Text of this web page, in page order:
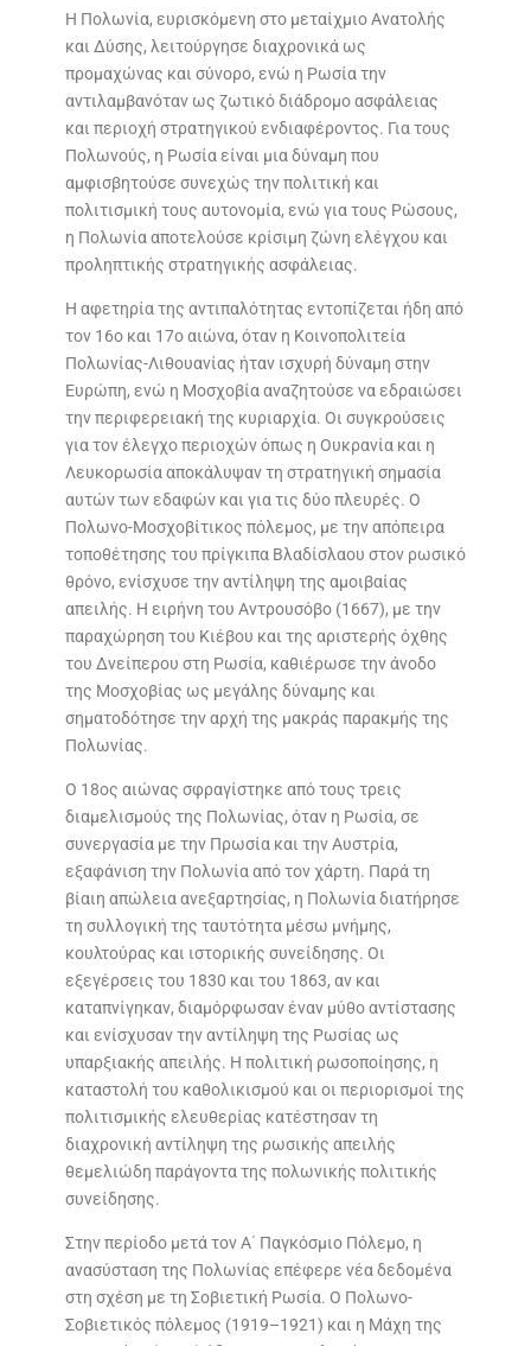
e
b
o
o
k
itt
er
ar
e
Η Πολωνία, ευρισκόμενη στο μεταίχμιο Ανατολής
και Δύσης, λειτούργησε διαχρονικά ως
προμαχώνας και σύνορο, ενώ η Ρωσία την
αντιλαμβανόταν ως ζωτικό διάδρομο ασφάλειας
και περιοχή στρατηγικού ενδιαφέροντος. Για τους
Πολωνούς, η Ρωσία είναι μια δύναμη που
αμφισβητούσε συνεχώς την πολιτική και
πολιτισμική τους αυτονομία, ενώ για τους Ρώσους,
η Πολωνία αποτελούσε κρίσιμη ζώνη ελέγχου και
προληπτικής στρατηγικής ασφάλειας.
Η αφετηρία της αντιπαλότητας εντοπίζεται ήδη από
τον 16ο και 17ο αιώνα, όταν η Κοινοπολιτεία
Πολωνίας-Λιθουανίας ήταν ισχυρή δύναμη στην
Ευρώπη, ενώ η Μοσχοβία αναζητούσε να εδραιώσει
την περιφερειακή της κυριαρχία. Οι συγκρούσεις
για τον έλεγχο περιοχών όπως η Ουκρανία και η
Λευκορωσία αποκάλυψαν τη στρατηγική σημασία
αυτών των εδαφών και για τις δύο πλευρές. Ο
Πολωνο-Μοσχοβίτικος πόλεμος, με την απόπειρα
τοποθέτησης του πρίγκιπα Βλαδίσλαου στον ρωσικό
θρόνο, ενίσχυσε την αντίληψη της αμοιβαίας
απειλής. Η ειρήνη του Αντρουσόβο (1667), με την
παραχώρηση του Κιέβου και της αριστερής όχθης
του Δνείπερου στη Ρωσία, καθιέρωσε την άνοδο
της Μοσχοβίας ως μεγάλης δύναμης και
σηματοδότησε την αρχή της μακράς παρακμής της
Πολωνίας.
Ο 18ος αιώνας σφραγίστηκε από τους τρεις
διαμελισμούς της Πολωνίας, όταν η Ρωσία, σε
συνεργασία με την Πρωσία και την Αυστρία,
εξαφάνιση την Πολωνία από τον χάρτη. Παρά τη
βίαιη απώλεια ανεξαρτησίας, η Πολωνία διατήρησε
τη συλλογική της ταυτότητα μέσω μνήμης,
κουλτούρας και ιστορικής συνείδησης. Οι
εξεγέρσεις του 1830 και του 1863, αν και
καταπνίγηκαν, διαμόρφωσαν έναν μύθο αντίστασης
και ενίσχυσαν την αντίληψη της Ρωσίας ως
υπαρξιακής απειλής. Η πολιτική ρωσοποίησης, η
καταστολή του καθολικισμού και οι περιορισμοί της
πολιτισμικής ελευθερίας κατέστησαν τη
διαχρονική αντίληψη της ρωσικής απειλής
θεμελιώδη παράγοντα της πολωνικής πολιτικής
συνείδησης.
Στην περίοδο μετά τον Α΄ Παγκόσμιο Πόλεμο, η
ανασύσταση της Πολωνίας επέφερε νέα δεδομένα
στη σχέση με τη Σοβιετική Ρωσία. Ο Πολωνο-
Σοβιετικός πόλεμος (1919–1921) και η Μάχη της